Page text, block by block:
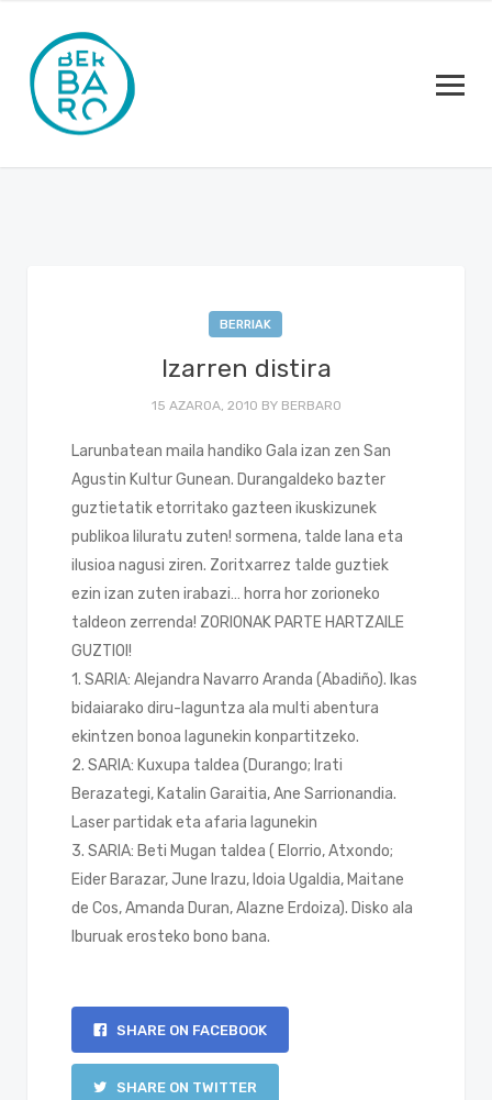
BERRIAK
Izarren distira
15 AZAROA, 2010 BY BERBARO
Larunbatean maila handiko Gala izan zen San
Agustin Kultur Gunean. Durangaldeko bazter
guztietatik etorritako gazteen ikuskizunek
publikoa liluratu zuten! sormena, talde lana eta
ilusioa nagusi ziren. Zoritxarrez talde guztiek
ezin izan zuten irabazi… horra hor zorioneko
taldeon zerrenda! ZORIONAK PARTE HARTZAILE
GUZTIOI!
1. SARIA: Alejandra Navarro Aranda (Abadiño). Ikas
bidaiarako diru-laguntza ala multi abentura
ekintzen bonoa lagunekin konpartitzeko.
2. SARIA: Kuxupa taldea (Durango; Irati
Berazategi, Katalin Garaitia, Ane Sarrionandia.
Laser partidak eta afaria lagunekin
3. SARIA: Beti Mugan taldea ( Elorrio, Atxondo;
Eider Barazar, June Irazu, Idoia Ugaldia, Maitane
de Cos, Amanda Duran, Alazne Erdoiza). Disko ala
lburuak erosteko bono bana.
SHARE ON FACEBOOK
SHARE ON TWITTER